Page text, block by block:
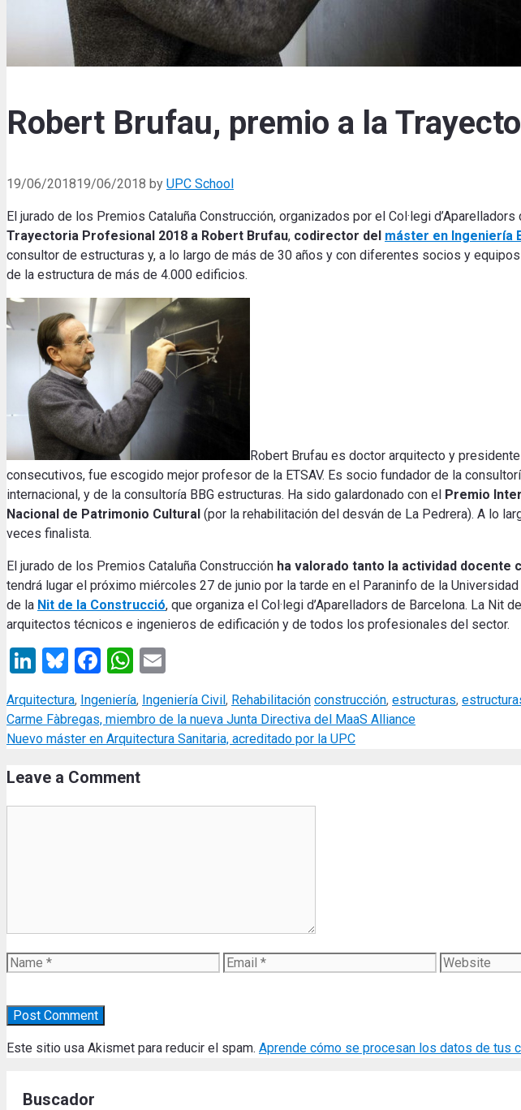
Robert Brufau, premio a la
19/06/201819/06/2018 by UPC School
El jurado de los Premios Cataluña Construcción, organizados por el Col·legi
Trayectoria Profesional 2018 a Robert Brufau, codirector del máster en Ingeniería
consultor de estructuras y, a lo largo de más de 30 años y con diferentes socios y
de la estructura de más de 4.000 edificios.
Robert Brufau es doctor arquitecto y
consecutivos, fue escogido mejor profesor de la ETSAV. Es socio fundador de la
internacional, y de la consultoría BBG estructuras. Ha sido galardonado con el Premio
Nacional de Patrimonio Cultural (por la rehabilitación del desván de La Pedrera). A lo
veces finalista.
El jurado de los Premios Cataluña Construcción ha valorado tanto la actividad docente
tendrá lugar el próximo miércoles 27 de junio por la tarde en el Paraninfo de la
de la Nit de la Construcció, que organiza el Col·legi d’Aparelladors de Barcelona. La Nit
arquitectos técnicos e ingenieros de edificación y de todos los profesionales del sector.
LinkedIn
Bluesky
Facebook
WhatsApp
Categories
Arquitectura, Ingeniería, Ingeniería Civil, Rehabilitación Tags
construcción, estructuras,
Carme Fàbregas, miembro de la nueva Junta Directiva del MaaS Alliance
Nuevo máster en Arquitectura Sanitaria, acreditado por la UPC
Leave a Comment
Name Email Website
Este sitio usa Akismet para reducir el spam. Aprende cómo se procesan los datos de tus
Buscador